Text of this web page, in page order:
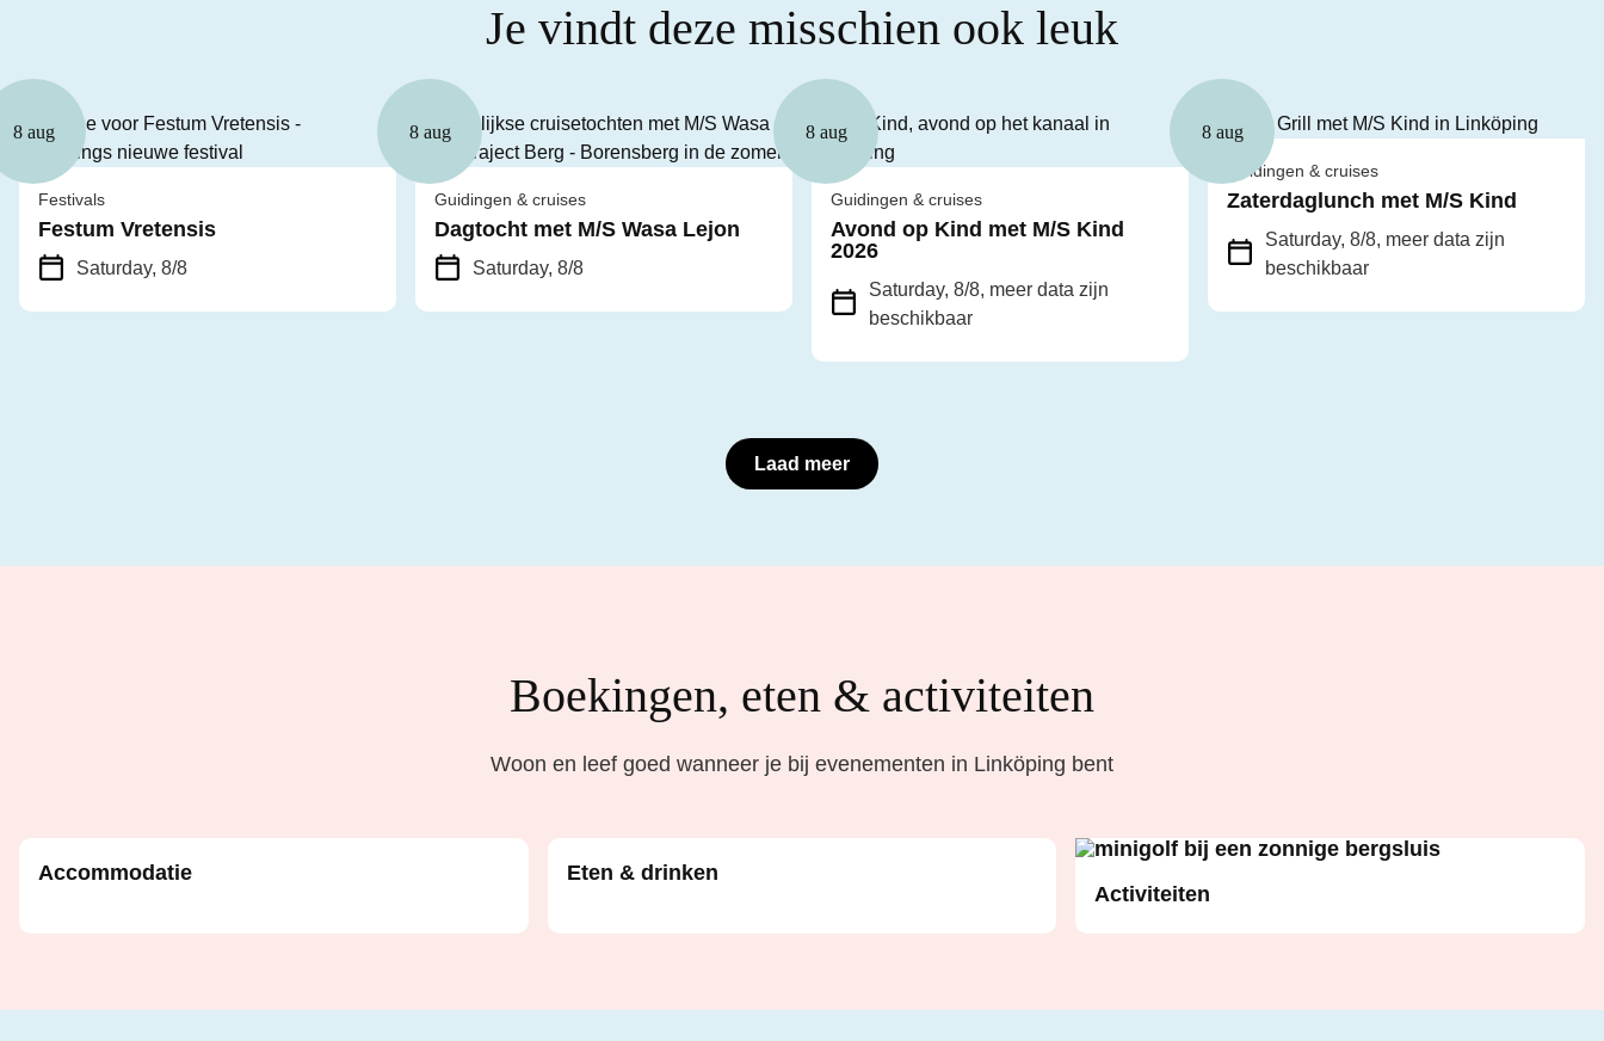
Je vindt deze misschien ook leuk
8 aug
Festivals
Festum Vretensis
Saturday, 8/8
8 aug
Guidingen & cruises
Dagtocht met M/S Wasa Lejon
Saturday, 8/8
8 aug
Guidingen & cruises
Avond op Kind met M/S Kind
2026
Saturday, 8/8, meer data zijn
beschikbaar
8 aug
Guidingen & cruises
Zaterdaglunch met M/S Kind
Saturday, 8/8, meer data zijn
beschikbaar
Laad meer
Boekingen, eten & activiteiten
Woon en leef goed wanneer je bij evenementen in Linköping bent
Accommodatie
Eten & drinken
Activiteiten